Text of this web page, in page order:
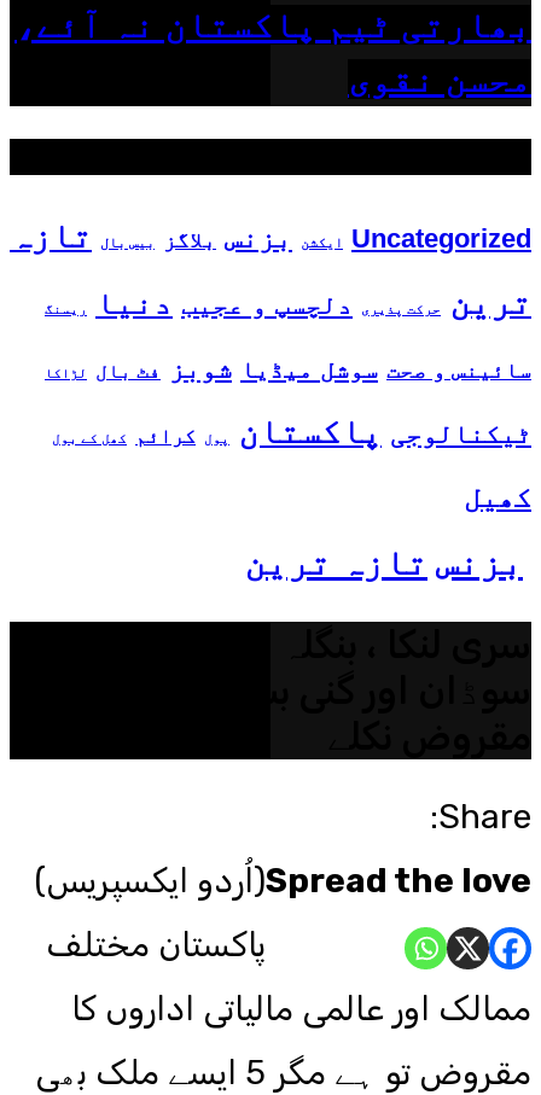
بھارتی ٹیم پاکستان نہ آئے،
محسن نقوی
Uncategorized ایکشن بزنس بلاگز بیس بال
تازہ
ترین
حرکت پذیری دلچسپ و عجیب دنیا ریسنگ
سائینس و صحت سوشل میڈیا شوبز فٹ بال لڑاکا
ٹیکنالوجی پاکستان پول کرائم کھل کے بول
کھیل
بزنس تازہ ترین
Share:
Spread the love(اُردو ایکسپریس)
پاکستان مختلف
ممالک اور عالمی مالیاتی اداروں کا
مقروض تو ہے مگر 5 ایسے ملک بھی